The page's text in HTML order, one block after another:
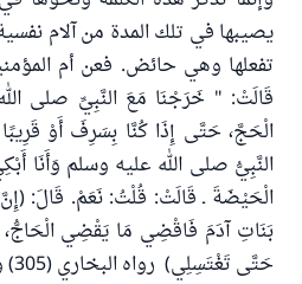
يصيبها في تلك المدة من آلام
تفعلها وهي حائض. فعن أم
قَالَتْ: " خَرَجْنَا مَعَ النَّبِيِّ صلى
الْحَجَّ، حَتَّى إِذَا كُنَّا بِسَرِفَ أَوْ
النَّبِيُّ صلى الله عليه وسلم وَأَنَا
الْحَيْضَةَ ـ قَالَتْ: قُلْتُ: نَعَمْ. قَالَ:
‌بَنَاتِ آدَمَ فَاقْضِي مَا يَقْضِي
حَتَّى تَغْتَسِلِي) رواه البخاري (305) ومسلم (1211).